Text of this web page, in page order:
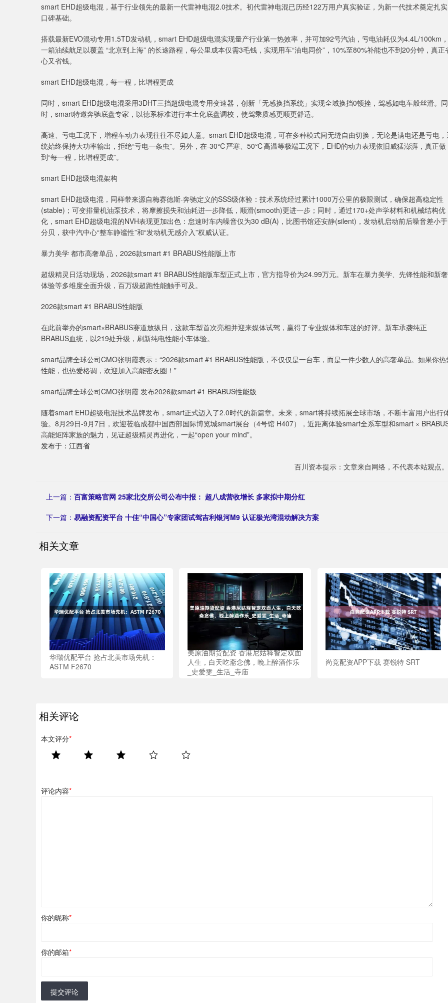
smart EHD超级电混，基于行业领先的最新一代雷神电混2.0技术。初代雷神电混已历经122万用户真实验证，为新一代技术奠定扎实
口碑基础。
搭载最新EVO混动专用1.5TD发动机，smart EHD超级电混实现量产行业第一热效率，并可加92号汽油，亏电油耗仅为4.4L/100km，
一箱油续航足以覆盖 “北京到上海” 的长途路程，每公里成本仅需3毛钱，实现用车“油电同价”，10%至80%补能也不到20分钟，真正
心又省钱。
smart EHD超级电混，每一程，比增程更成
同时，smart EHD超级电混采用3DHT三挡超级电混专用变速器，创新「无感换挡系统」实现全域换挡0顿挫，驾感如电车般丝滑。同
时，smart特邀奔驰底盘专家，以德系标准进行本土化底盘调校，使驾乘质感更顺更舒适。
高速、亏电工况下，增程车动力表现往往不尽如人意。smart EHD超级电混，可在多种模式间无缝自由切换，无论是满电还是亏电
统始终保持大功率输出，拒绝“亏电一条虫”。另外，在-30℃严寒、50℃高温等极端工况下，EHD的动力表现依旧威猛澎湃，真正做
到“每一程，比增程更成”。
smart EHD超级电混架构
smart EHD超级电混，同样带来源自梅赛德斯-奔驰定义的SSS级体验：技术系统经过累计1000万公里的极限测试，确保超高稳定性
(stable)；可变排量机油泵技术，将摩擦损失和油耗进一步降低，顺滑(smooth)更进一步；同时，通过170+处声学材料和机械结构优
化，smart EHD超级电混的NVH表现更加出色：怠速时车内噪音仅为30 dB(A)，比图书馆还安静(silent)，发动机启动前后噪音差小于
分贝，获中汽中心“整车静谧性”和“发动机无感介入”权威认证。
暴力美学 都市高奢单品，2026款smart #1 BRABUS性能版上市
超级精灵日活动现场，2026款smart #1 BRABUS性能版车型正式上市，官方指导价为24.99万元。新车在暴力美学、先锋性能和新奢
体验等多维度全面升级，百万级超跑性能触手可及。
2026款smart #1 BRABUS性能版
在此前举办的smart×BRABUS赛道放纵日，这款车型首次亮相并迎来媒体试驾，赢得了专业媒体和车迷的好评。新车承袭纯正
BRABUS血统，以219处升级，刷新纯电性能小车体验。
smart品牌全球公司CMO张明霞表示：“2026款smart #1 BRABUS性能版，不仅仅是一台车，而是一件少数人的高奢单品。如果你热
性能，也热爱格调，欢迎加入高能密友圈！”
smart品牌全球公司CMO张明霞 发布2026款smart #1 BRABUS性能版
随着smart EHD超级电混技术品牌发布，smart正式迈入了2.0时代的新篇章。未来，smart将持续拓展全球市场，不断丰富用户出行
验。8月29日-9月7日，欢迎莅临成都中国西部国际博览城smart展台（4号馆 H407），近距离体验smart全系车型和smart ×
高能矩阵家族的魅力，见证超级精灵再进化，一起“open your mind”。
发布于：江西省
百川资本提示：文章来自网络，不代表本站观点。
上一篇： 百富策略官网 25家北交所公司公布中报： 超八成营收增长 多家拟中期分红
下一篇： 易融资配资平台 十佳“中国心”专家团试驾吉利银河M9 认证极光湾混动解决方案
相关文章
华瑞优配平台 抢占北美市场先机：
ASTM F2670
美原油期货配资 香港尼姑释智定双面
人生，白天吃斋念佛，晚上醉酒作乐
_史爱雯_生活_寺庙
尚竞配资APP下载 赛锐特 SRT
相关评论
本文评分*
评论内容*
你的昵称*
你的邮箱*
提交评论